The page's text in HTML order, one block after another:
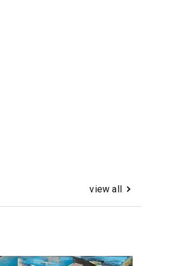
view all